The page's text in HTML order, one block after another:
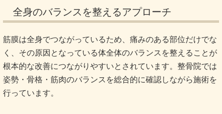
全身のバランスを整えるアプローチ
筋膜は全身でつながっているため、痛みのある部位だけでな
く、その原因となっている体全体のバランスを整えることが
根本的な改善につながりやすいとされています。整骨院では
姿勢・骨格・筋肉のバランスを総合的に確認しながら施術を
行っています。